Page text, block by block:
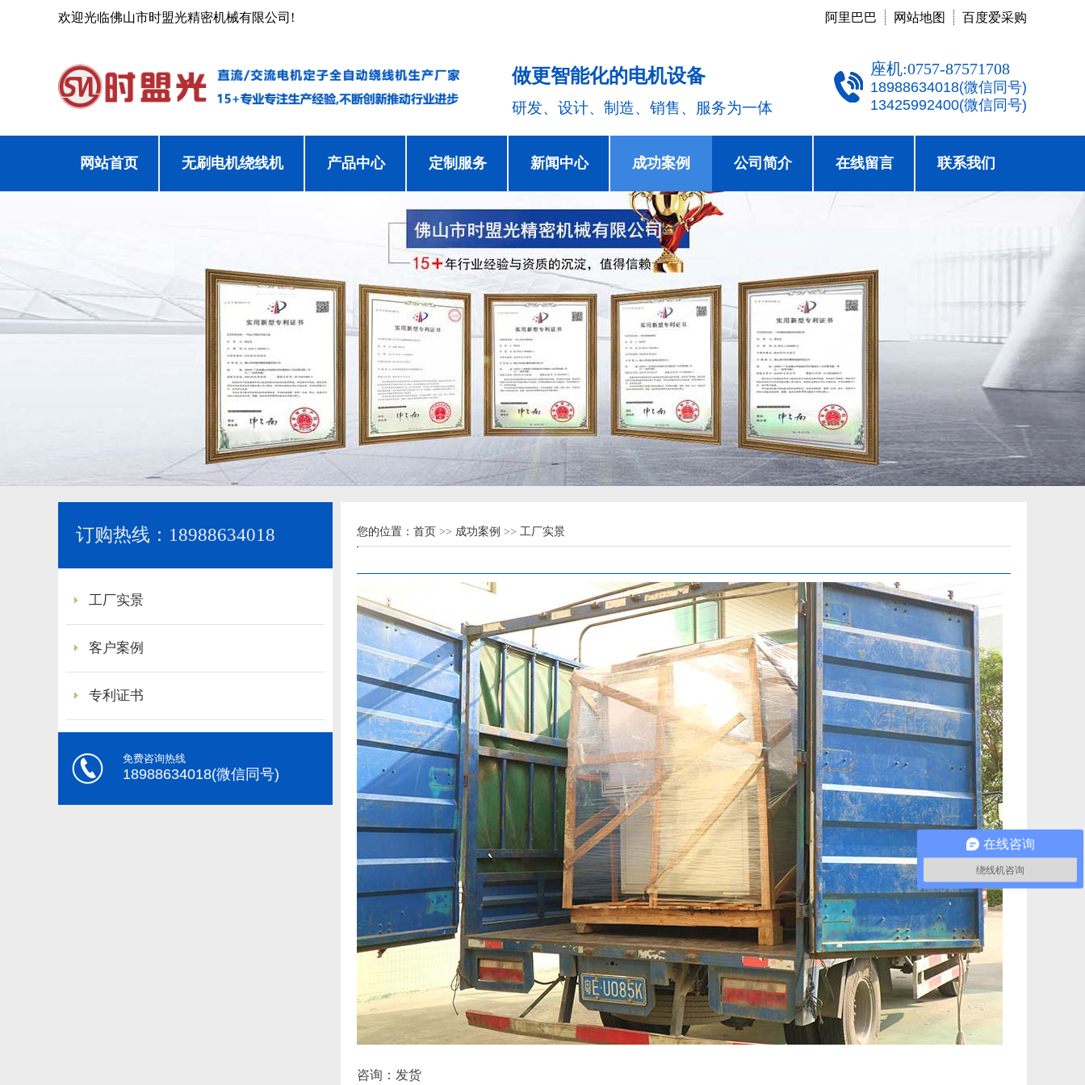
欢迎光临佛山市时盟光精密机械有限公司! 阿里巴巴 网站地图 百度爱采购
做更智能化的电机设备
研发、设计、制造、销售、服务为一体
座机:0757-87571708
18988634018(微信同号)
13425992400(微信同号)
网站首页 无刷电机绕线机 产品中心 定制服务 新闻中心 成功案例 公司简介 在线留言 联系我们
订购热线：18988634018
工厂实景
客户案例
专利证书
免费咨询热线
18988634018(微信同号)
您的位置： 首页 >> 成功案例 >> 工厂实景
咨询：发货
在线咨询
绕线机咨询